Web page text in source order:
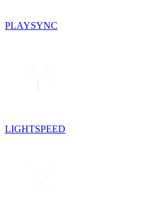
PLAYSYNC
LIGHTSPEED